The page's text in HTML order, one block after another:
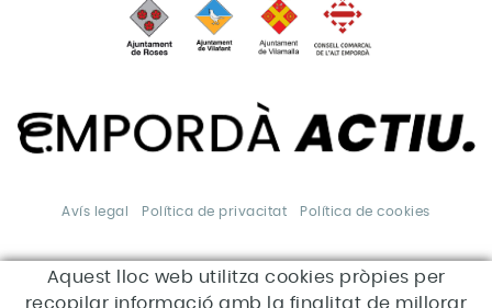
Avís legal Política de privacitat Política de cookies
*Aquesta acció està
subvencionada pel Servei Públic
Aquest lloc web utilitza cookies pròpies per
recopilar informació amb la finalitat de millorar